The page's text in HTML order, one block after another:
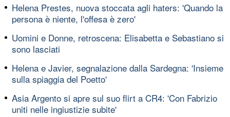
Helena Prestes, nuova stoccata agli haters: 'Quando la
persona è niente, l'offesa è zero'
Uomini e Donne, retroscena: Elisabetta e Sebastiano si
sono lasciati
Helena e Javier, segnalazione dalla Sardegna: 'Insieme
sulla spiaggia del Poetto'
Asia Argento si apre sul suo flirt a CR4: 'Con Fabrizio
uniti nelle ingiustizie subite'